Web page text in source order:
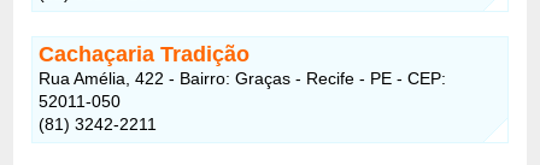
Cachaçaria Tradição
Rua Amélia, 422 - Bairro: Graças - Recife - PE - CEP:
52011-050
(81) 3242-2211